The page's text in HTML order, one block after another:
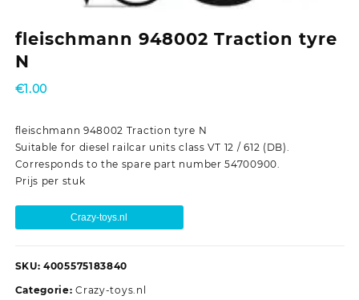
fleischmann 948002 Traction tyre
N
€1.00
fleischmann 948002 Traction tyre N
Suitable for diesel railcar units class VT 12 / 612 (DB).
Corresponds to the spare part number 54700900.
Prijs per stuk
Crazy-toys.nl
SKU: 4005575183840
Categorie:Crazy-toys.nl